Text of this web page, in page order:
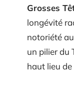
Grosses
longévité
notoriété
un pilier du
haut lieu